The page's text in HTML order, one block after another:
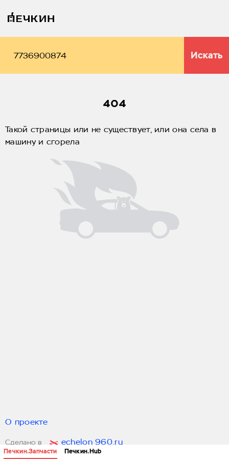
Печкин.Запчасти Печкин.Hub
Искать
404
Такой страницы или не существует, или она села в
машину и сгорела
О проекте
Сделано в echelon 960.ru